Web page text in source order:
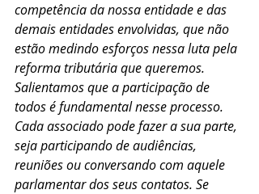
competência da nossa entidade e das
demais entidades envolvidas, que não
estão medindo esforços nessa luta pela
reforma tributária que queremos.
Salientamos que a participação de
todos é fundamental nesse processo.
Cada associado pode fazer a sua parte,
seja participando de audiências,
reuniões ou conversando com aquele
parlamentar dos seus contatos. Se